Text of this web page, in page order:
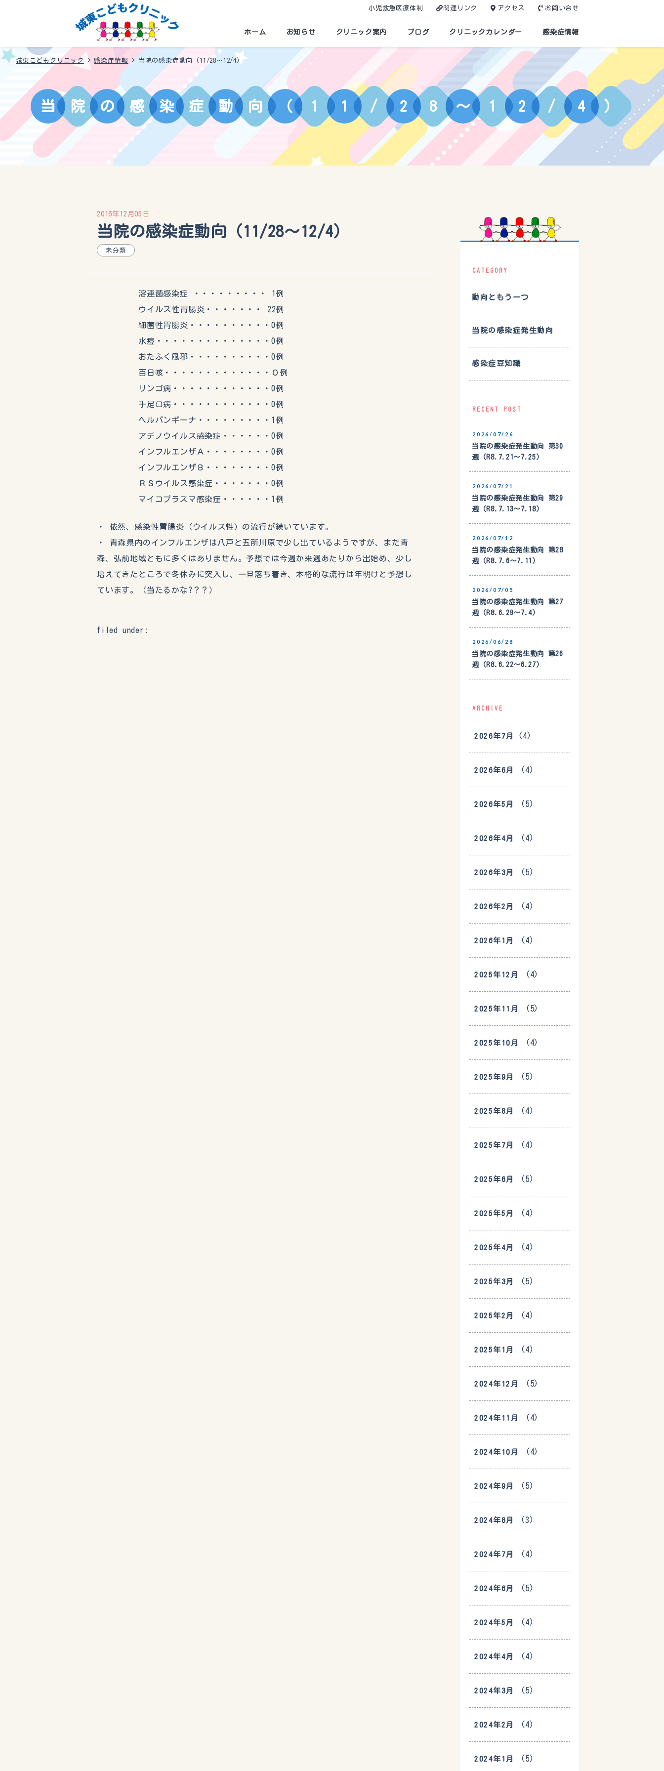
小児救急医療体制 関連リンク アクセス お問い合せ
ホーム お知らせ クリニック案内 ブログ クリニックカレンダー 感染症情報
城東こどもクリニック >感染症情報 > 当院の感染症動向（11/28～12/4）
当 院 の 感 染 症 動 向 （ 1 1 / 2 8 ～ 1 2 / 4 ）
2016年12月05日
当院の感染症動向（11/28～12/4）
未分類
溶連菌感染症 ・・・・・・・・・ 1例
ウイルス性胃腸炎・・・・・・・ 22例
細菌性胃腸炎・・・・・・・・・・0例
水痘・・・・・・・・・・・・・・0例
おたふく風邪・・・・・・・・・・0例
百日咳・・・・・・・・・・・・・０例
リンゴ病・・・・・・・・・・・・0例
手足口病・・・・・・・・・・・・0例
ヘルパンギーナ・・・・・・・・・1例
アデノウイルス感染症・・・・・・0例
インフルエンザＡ・・・・・・・・0例
インフルエンザＢ・・・・・・・・0例
ＲＳウイルス感染症・・・・・・・0例
マイコプラズマ感染症・・・・・・1例
・ 依然、感染性胃腸炎（ウイルス性）の流行が続いています。
・ 青森県内のインフルエンザは八戸と五所川原で少し出ているようですが、まだ青
森、弘前地域ともに多くはありません。予想では今週か来週あたりから出始め、少し
増えてきたところで冬休みに突入し、一旦落ち着き、本格的な流行は年明けと予想し
ています。（当たるかな?？？）
filed under:
CATEGORY
動向ともう一つ
当院の感染症発生動向
感染症豆知識
RECENT POST
2026/07/26
当院の感染症発生動向 第30
週（R8.7.21〜7.25）
2026/07/21
当院の感染症発生動向 第29
週（R8.7.13〜7.18）
2026/07/12
当院の感染症発生動向 第28
週（R8.7.6〜7.11）
2026/07/05
当院の感染症発生動向 第27
週（R8.6.29〜7.4）
2026/06/28
当院の感染症発生動向 第26
週（R8.6.22〜6.27）
ARCHIVE
2026年7月 (4)
2026年6月 (4)
2026年5月 (5)
2026年4月 (4)
2026年3月 (5)
2026年2月 (4)
2026年1月 (4)
2025年12月 (4)
2025年11月 (5)
2025年10月 (4)
2025年9月 (5)
2025年8月 (4)
2025年7月 (4)
2025年6月 (5)
2025年5月 (4)
2025年4月 (4)
2025年3月 (5)
2025年2月 (4)
2025年1月 (4)
2024年12月 (5)
2024年11月 (4)
2024年10月 (4)
2024年9月 (5)
2024年8月 (3)
2024年7月 (4)
2024年6月 (5)
2024年5月 (4)
2024年4月 (4)
2024年3月 (5)
2024年2月 (4)
2024年1月 (5)